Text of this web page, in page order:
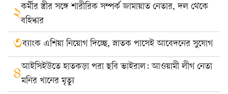
২কর্মীর স্ত্রীর সঙ্গে শারীরিক সম্পর্ক জামায়াত নেতার, দল থেকে
বহিষ্কার
৩ব্যাংক এশিয়া নিয়োগ দিচ্ছে, স্নাতক পাসেই আবেদনের সুযোগ
৪আইসিইউতে হাতকড়া পরা ছবি ভাইরাল: আওয়ামী লীগ নেতা
মনির খানের মৃত্যু